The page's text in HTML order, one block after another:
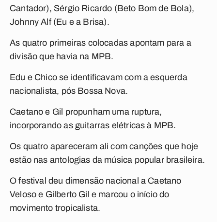
Cantador), Sérgio Ricardo (Beto Bom de Bola),
Johnny Alf (Eu e a Brisa).
As quatro primeiras colocadas apontam para a
divisão que havia na MPB.
Edu e Chico se identificavam com a esquerda
nacionalista, pós Bossa Nova.
Caetano e Gil propunham uma ruptura,
incorporando as guitarras elétricas à MPB.
Os quatro apareceram ali com canções que hoje
estão nas antologias da música popular brasileira.
O festival deu dimensão nacional a Caetano
Veloso e Gilberto Gil e marcou o início do
movimento tropicalista.